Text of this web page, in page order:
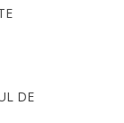
DE